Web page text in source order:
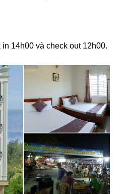
14h00 và check out 12h00.